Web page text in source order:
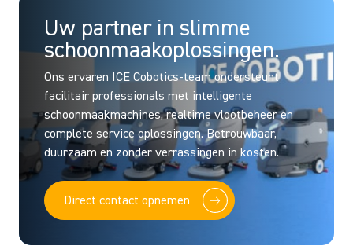
Uw partner in slimme
schoonmaakoplossingen.
Ons ervaren ICE Cobotics-team ondersteunt
facilitair professionals met intelligente
schoonmaakmachines, realtime vlootbeheer en
complete service oplossingen. Betrouwbaar,
duurzaam en zonder verrassingen in kosten.
Direct contact opnemen